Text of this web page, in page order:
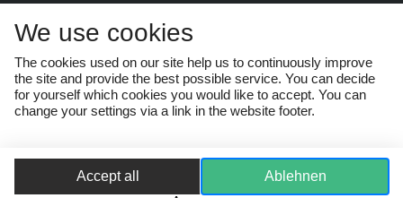
We use cookies
The cookies used on our site help us to continuously improve
the site and provide the best possible service. You can decide
for yourself which cookies you would like to accept. You can
change your settings via a link in the website footer.
Accept all
Ablehnen
© Wachau Kultur Melk 2026